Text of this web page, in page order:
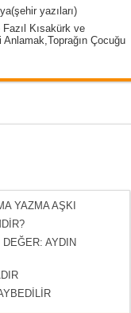
yazıları)
Fazıl Kısakürk ve
Çocuğu
YAZMA AŞKI
AYDIN